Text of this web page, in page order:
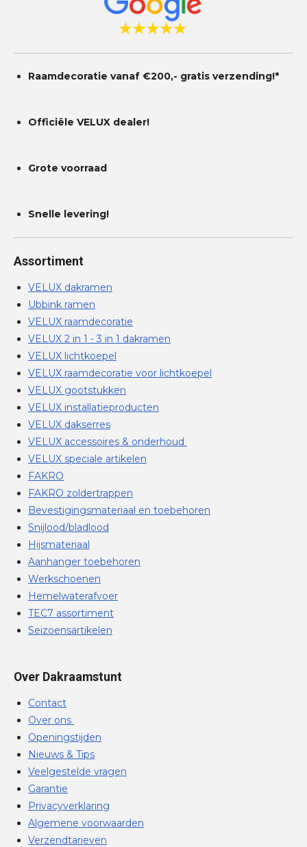
Raamdecoratie vanaf €200,- gratis verzending!*
Officiële VELUX dealer!
Grote voorraad
Snelle levering!
Assortiment
VELUX dakramen
Ubbink ramen
VELUX raamdecoratie
VELUX 2 in 1 - 3 in 1 dakramen
VELUX lichtkoepel
VELUX raamdecoratie voor lichtkoepel
VELUX gootstukken
VELUX installatieproducten
VELUX dakserres
VELUX accessoires & onderhoud
VELUX speciale artikelen
FAKRO
FAKRO zoldertrappen
Bevestigingsmateriaal en toebehoren
Snijlood/bladlood
Hijsmateriaal
Aanhanger toebehoren
Werkschoenen
Hemelwaterafvoer
TEC7 assortiment
Seizoensartikelen
Over Dakraamstunt
Contact
Over ons
Openingstijden
Nieuws & Tips
Veelgestelde vragen
Garantie
Privacyverklaring
Algemene voorwaarden
Verzendtarieven